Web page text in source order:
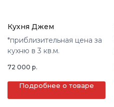
Кухня Джем
*приблизительная цена за
кухню в 3 кв.м.
72 000 р.
Подробнее о товаре